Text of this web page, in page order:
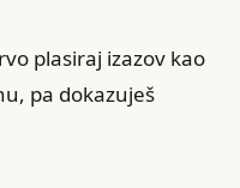
plasiraj izazov kao
pa dokazuješ